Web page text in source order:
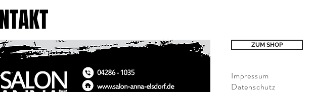
ZUM SHOP
Impressum
Datenschutz